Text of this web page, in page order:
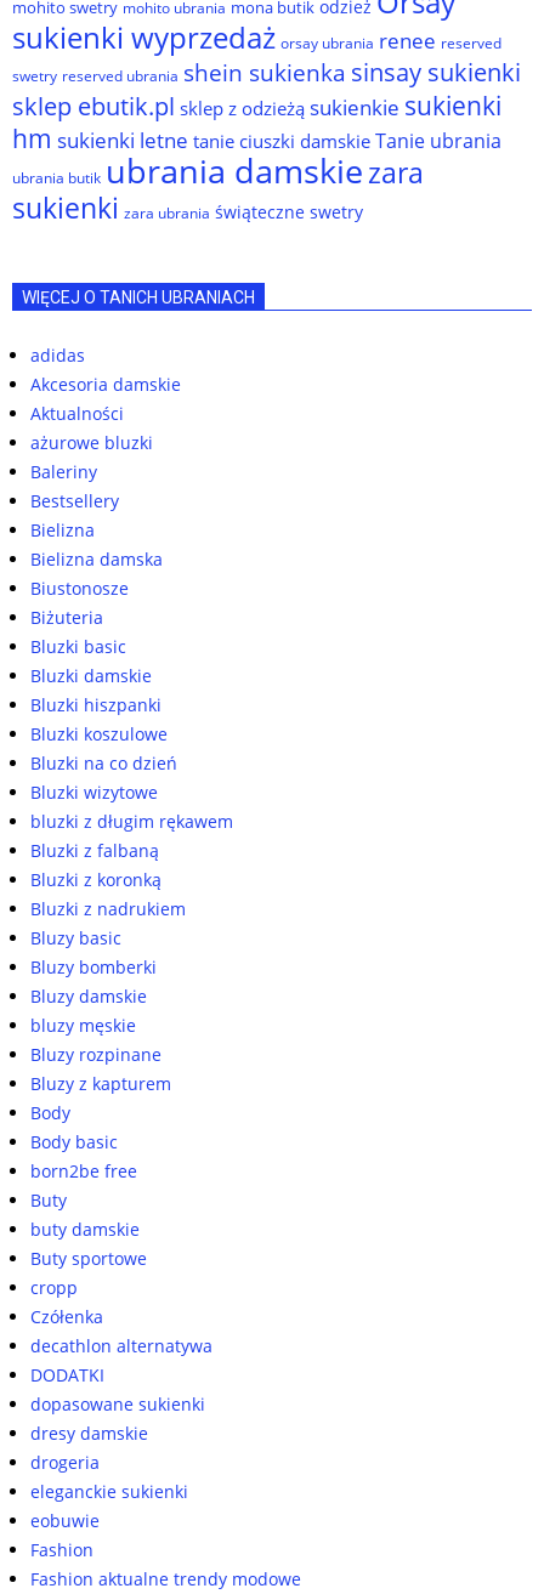
mohito swetry mohito ubrania mona butik odzież
sukienki wyprzedaż orsay ubrania renee reserved
swetry reserved ubrania shein sukienka sinsay sukienki
sklep ebutik.pl sklep z odzieżą sukienkie sukienki
hm sukienki letne tanie ciuszki damskie Tanie ubrania
ubrania butik ubrania damskiezara
sukienki zara ubrania świąteczne swetry
WIĘCEJ O TANICH UBRANIACH
adidas
Akcesoria damskie
Aktualności
ażurowe bluzki
Baleriny
Bestsellery
Bielizna
Bielizna damska
Biustonosze
Biżuteria
Bluzki basic
Bluzki damskie
Bluzki hiszpanki
Bluzki koszulowe
Bluzki na co dzień
Bluzki wizytowe
bluzki z długim rękawem
Bluzki z falbaną
Bluzki z koronką
Bluzki z nadrukiem
Bluzy basic
Bluzy bomberki
Bluzy damskie
bluzy męskie
Bluzy rozpinane
Bluzy z kapturem
Body
Body basic
born2be free
Buty
buty damskie
Buty sportowe
cropp
Czółenka
decathlon alternatywa
DODATKI
dopasowane sukienki
dresy damskie
drogeria
eleganckie sukienki
eobuwie
Fashion
Fashion aktualne trendy modowe